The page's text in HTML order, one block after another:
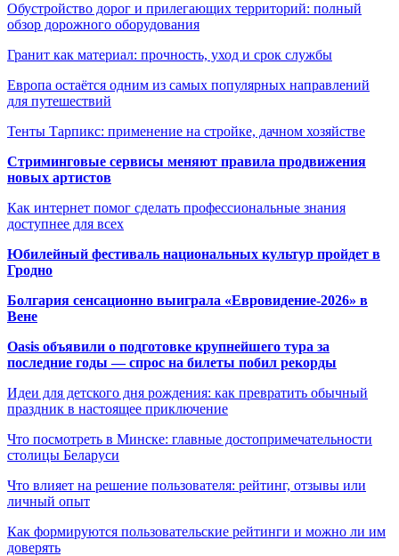
Обустройство дорог и прилегающих территорий: полный
обзор дорожного оборудования
Гранит как материал: прочность, уход и срок службы
Европа остаётся одним из самых популярных направлений
для путешествий
Тенты Тарпикс: применение на стройке, дачном хозяйстве
Стриминговые сервисы меняют правила продвижения
новых артистов
Как интернет помог сделать профессиональные знания
доступнее для всех
Юбилейный фестиваль национальных культур пройдет в
Гродно
Болгария сенсационно выиграла «Евровидение-2026» в
Вене
Oasis объявили о подготовке крупнейшего тура за
последние годы — спрос на билеты побил рекорды
Идеи для детского дня рождения: как превратить обычный
праздник в настоящее приключение
Что посмотреть в Минске: главные достопримечательности
столицы Беларуси
Что влияет на решение пользователя: рейтинг, отзывы или
личный опыт
Как формируются пользовательские рейтинги и можно ли им
доверять